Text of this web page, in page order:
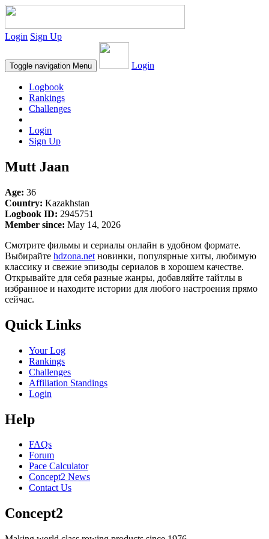
Login Sign Up
Toggle navigation Menu Login
Logbook
Rankings
Challenges
Login
Sign Up
Mutt Jaan
Age: 36
Country: Kazakhstan
Logbook ID: 2945751
Member since: May 14, 2026
Смотрите фильмы и сериалы онлайн в удобном формате.
Выбирайте hdzona.net новинки, популярные хиты, любимую
классику и свежие эпизоды сериалов в хорошем качестве.
Открывайте для себя разные жанры, добавляйте тайтлы в
избранное и находите истории для любого настроения прямо
сейчас.
Quick Links
Your Log
Rankings
Challenges
Affiliation Standings
Login
Help
FAQs
Forum
Pace Calculator
Concept2 News
Contact Us
Concept2